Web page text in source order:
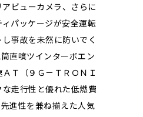
ビューカメラ、さらに
パッケージが安全運転
事故を未然に防いでく
直噴ツインターボエン
Ｔ（９Ｇ－ＴＲＯＮＩ
走行性と優れた低燃費
進性を兼ね揃えた人気